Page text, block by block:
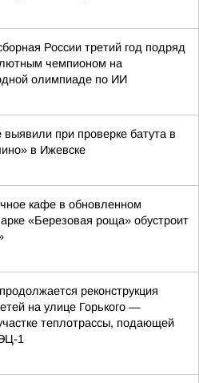
России третий год подряд
чемпионом на
олимпиаде по ИИ
при проверке батута в
в Ижевске
кафе в обновленном
«Березовая роща» обустроит
реконструкция
на улице Горького —
теплотрассы, подающей
1